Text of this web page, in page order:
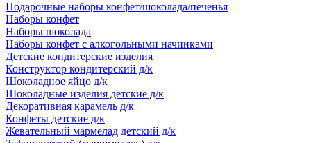
Подарочные наборы конфет/шоколада/печенья
Наборы конфет
Наборы шоколада
Наборы конфет с алкогольными начинками
Детские кондитерские изделия
Конструктор кондитерский д/к
Шоколадное яйцо д/к
Шоколадные изделия детские д/к
Декоративная карамель д/к
Конфеты детские д/к
Жевательный мармелад детский д/к